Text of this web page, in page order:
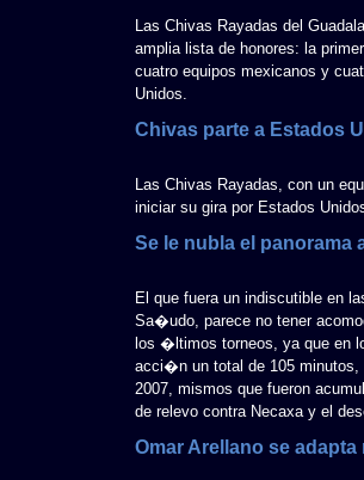
Las Chivas Rayadas del
amplia lista de honores: la
cuatro equipos mexicanos y
Unidos.
Chivas parte a Estados
Las Chivas Rayadas, con un
iniciar su gira por Estados
Se le nubla el panorama
El que fuera un indiscutible en
Sa�udo, parece no tener
los �ltimos torneos, ya que en
acci�n un total de 105
2007, mismos que fueron
de relevo contra Necaxa y el
Omar Arellano se